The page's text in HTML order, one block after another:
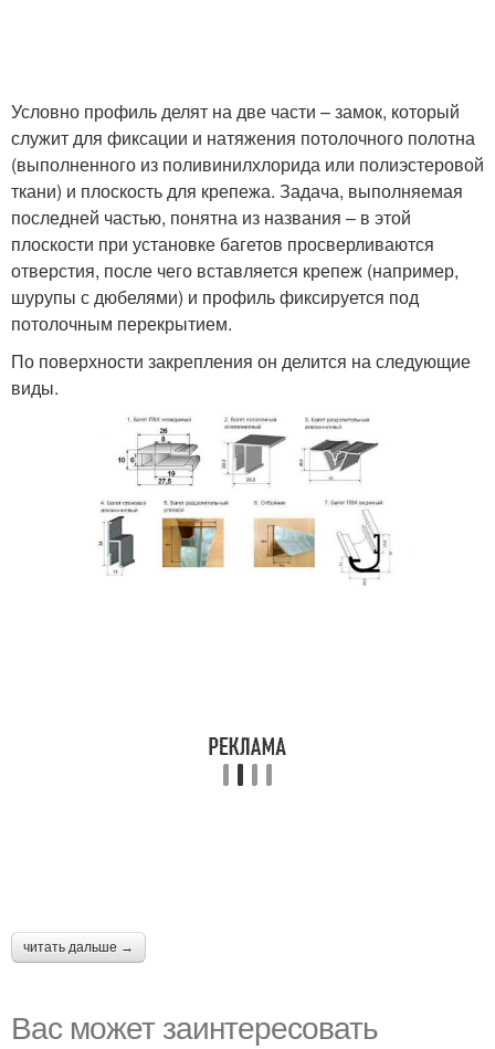
Условно профиль делят на две части – замок, который
служит для фиксации и натяжения потолочного полотна
(выполненного из поливинилхлорида или полиэстеровой
ткани) и плоскость для крепежа. Задача, выполняемая
последней частью, понятна из названия – в этой
плоскости при установке багетов просверливаются
отверстия, после чего вставляется крепеж (например,
шурупы с дюбелями) и профиль фиксируется под
потолочным перекрытием.
По поверхности закрепления он делится на следующие
виды.
читать дальше →
Вас может заинтересовать